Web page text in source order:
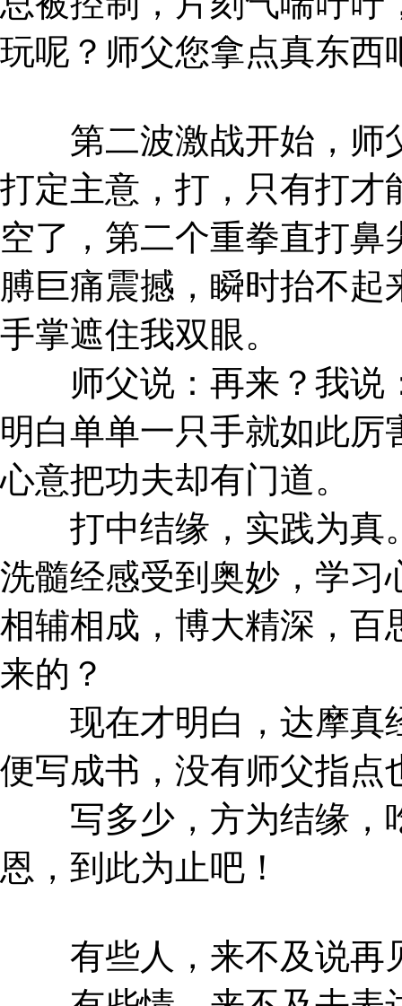
玩呢？师父您拿点真东西
第二波激战开始，师
打定主意，打，只有打才
空了，第二个重拳直打
膊巨痛震撼，瞬时抬不
手掌遮住我双眼。
师父说：再来？我说
明白单单一只手就如此
心意把功夫却有门道。
打中结缘，实践为真
洗髓经感受到奥妙，学习
相辅相成，博大精深，百
来的？
现在才明白，达摩真
便写成书，没有师父指点
写多少，方为结缘，
恩，到此为止吧！
有些人，来不及说再